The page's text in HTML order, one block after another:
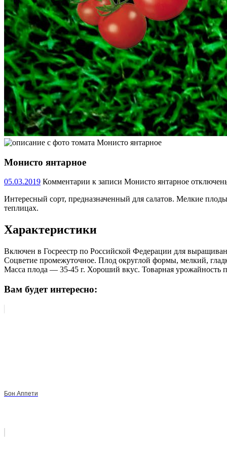
Монисто янтарное
05.03.2019 Комментарии к записи Монисто янтарное
Интересный сорт, предназначенный для салатов. Мелкие
теплицах.
Характеристики
Включен в Госреестр по Российской Федерации для
Соцветие промежуточное. Плод округлой формы, мелкий,
Масса плода — 35-45 г. Хороший вкус. Товарная урожайность
Вам будет интересно:
Бон Аппети